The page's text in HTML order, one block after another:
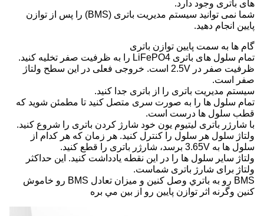
های باتری وجود دارد.
شما نمی توانید سیستم مدیریت باتری (BMS) را پس از توازن
پایین انجام دهید.
گام ها به سمت پایین توازن باتری
تمام سلول های باتری LiFePO4 را به ظرفیت صفر تخلیه کنید.
ظرفیت صفر در 2.5V است. خروجی فعلی در این سطح ولتاژ
صفر است.
سیستم مدیریت باتری را از باتری جدا کنید.
تمام سلول ها را به صورت سری متصل کنید تا مطمئن شوید که
قطب سلول ها درست است.
با شارژر باتری لیتیوم یون خود شارژ کردن باتری را شروع کنید.
ولتاژ سلول هر سلول را کنترل کنید. هر زمان که هر کدام از
سلول ها به 3.65V برسد، شارژر باتری را قطع کنید.
ولتاژ سایر سلول ها را در این نقطه یادداشت کنید. این حداکثر
ولتاژ برای شارژ باتری شماست.
BMS رو به باتري وصل کنين و ميزان تعادل BMS رو خاموش
کنين وگرنه اثر توازن پايين رو از بين مي بره